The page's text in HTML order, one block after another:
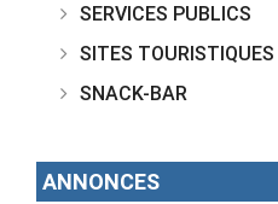
SERVICES PUBLICS
SITES TOURISTIQUES
SNACK-BAR
ANNONCES